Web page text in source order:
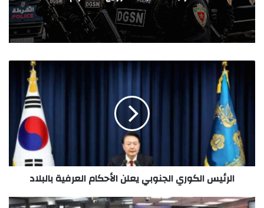
الرئيس الكوري الجنوبي يعلن الأحكام العرفية بالبلاد